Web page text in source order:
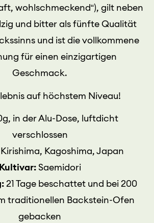
wohlschmeckend“), gilt neben
und bitter als fünfte Qualität
und ist die vollkommene
für einen einzigartigen
Geschmack.
auf höchstem Niveau!
in der Alu-Dose, luftdicht
verschlossen
Kirishima, Kagoshima, Japan
Kultivar:Saemidori
21 Tage beschattet und bei 200
traditionellen Backstein-Ofen
gebacken